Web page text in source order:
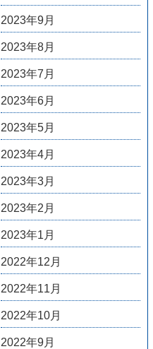
2023年9月
2023年8月
2023年7月
2023年6月
2023年5月
2023年4月
2023年3月
2023年2月
2023年1月
2022年12月
2022年11月
2022年10月
2022年9月